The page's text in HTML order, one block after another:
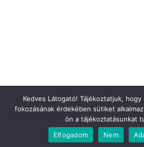
Kedves Látogató! Tájékoztatjuk,
fokozásának érdekében sütiket
ön a tájékoztatásunkat
Elfogadom
Nem